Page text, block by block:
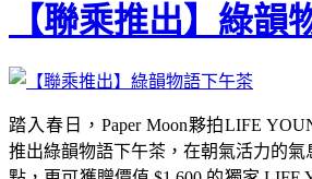
【聯乘推出】綠韻
踏入春日，Paper Moon夥拍LIFE
推出綠韻物語下午茶，在朝氣活力的